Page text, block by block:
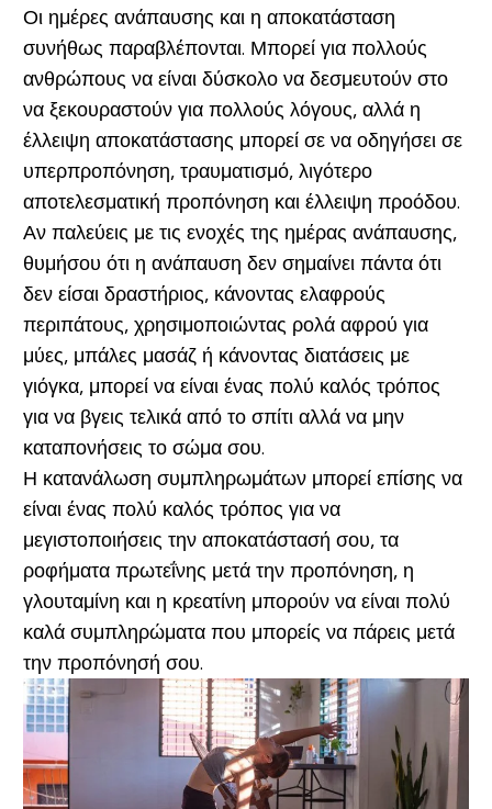
Οι ημέρες ανάπαυσης και η αποκατάσταση
συνήθως παραβλέπονται. Μπορεί για πολλούς
ανθρώπους να είναι δύσκολο να δεσμευτούν στο
να ξεκουραστούν για πολλούς λόγους, αλλά η
έλλειψη αποκατάστασης μπορεί σε να οδηγήσει σε
υπερπροπόνηση, τραυματισμό, λιγότερο
αποτελεσματική προπόνηση και έλλειψη προόδου.
Αν παλεύεις με τις ενοχές της ημέρας ανάπαυσης,
θυμήσου ότι η ανάπαυση δεν σημαίνει πάντα ότι
δεν είσαι δραστήριος, κάνοντας ελαφρούς
περιπάτους, χρησιμοποιώντας ρολά αφρού για
μύες, μπάλες μασάζ ή κάνοντας διατάσεις με
γιόγκα, μπορεί να είναι ένας πολύ καλός τρόπος
για να βγεις τελικά από το σπίτι αλλά να μην
καταπονήσεις το σώμα σου.
Η κατανάλωση συμπληρωμάτων μπορεί επίσης να
είναι ένας πολύ καλός τρόπος για να
μεγιστοποιήσεις την αποκατάστασή σου, τα
ροφήματα πρωτεΐνης μετά την προπόνηση, η
γλουταμίνη και η κρεατίνη μπορούν να είναι πολύ
καλά συμπληρώματα που μπορείς να πάρεις μετά
την προπόνησή σου.